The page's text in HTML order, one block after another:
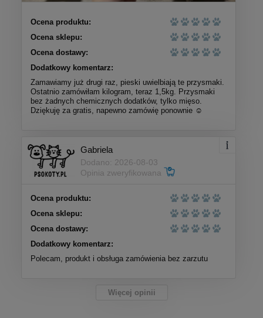
Ocena produktu:
Ocena sklepu:
Ocena dostawy:
Dodatkowy komentarz:
Zamawiamy już drugi raz, pieski uwielbiają te przysmaki.
Ostatnio zamówiłam kilogram, teraz 1,5kg. Przysmaki
bez żadnych chemicznych dodatków, tylko mięso.
Dziękuję za gratis, napewno zamówię ponownie ☺️
Gabriela
Dodano: 2026-08-03
Opinia zweryfikowana
Ocena produktu:
Ocena sklepu:
Ocena dostawy:
Dodatkowy komentarz:
Polecam, produkt i obsługa zamówienia bez zarzutu
Więcej opinii